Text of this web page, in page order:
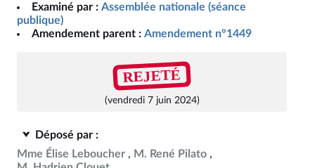
Examiné par : Assemblée nationale (séance
publique)
Amendement parent : Amendement n°1449
REJETÉ
(vendredi 7 juin 2024)
Déposé par :
Mme Élise Leboucher
M. René Pilato